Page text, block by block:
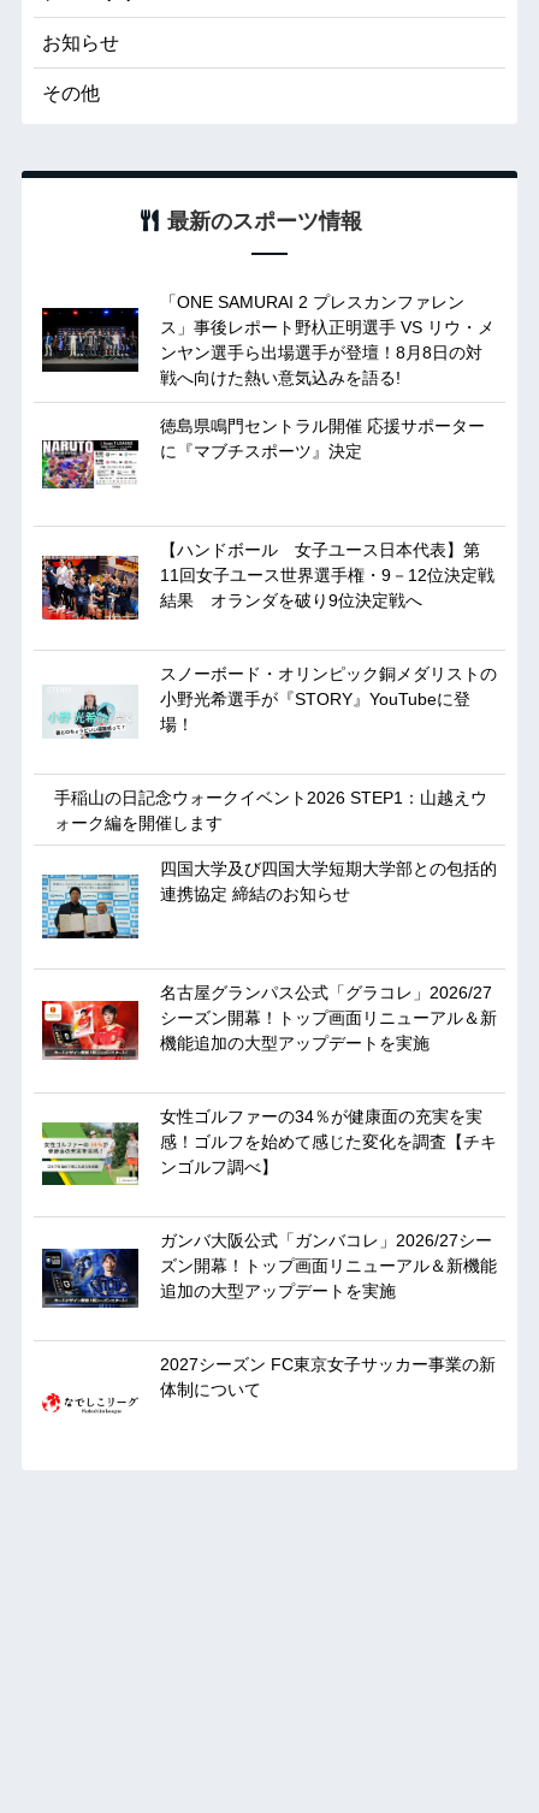
お知らせ
その他
最新のスポーツ情報
「ONE SAMURAI 2 プレスカンファレン
ス」事後レポート野杁正明選手 VS リウ・メ
ンヤン選手ら出場選手が登壇！8月8日の対
戦へ向けた熱い意気込みを語る!
徳島県鳴門セントラル開催 応援サポーター
に『マブチスポーツ』決定
【ハンドボール 女子ユース日本代表】第
11回女子ユース世界選手権・9－12位決定戦
結果 オランダを破り9位決定戦へ
スノーボード・オリンピック銅メダリストの
小野光希選手が『STORY』YouTubeに登
場！
手稲山の日記念ウォークイベント2026 STEP1：山越えウ
ォーク編を開催します
四国大学及び四国大学短期大学部との包括的
連携協定 締結のお知らせ
名古屋グランパス公式「グラコレ」2026/27
シーズン開幕！トップ画面リニューアル＆新
機能追加の大型アップデートを実施
女性ゴルファーの34％が健康面の充実を実
感！ゴルフを始めて感じた変化を調査【チキ
ンゴルフ調べ】
ガンバ大阪公式「ガンバコレ」2026/27シー
ズン開幕！トップ画面リニューアル＆新機能
追加の大型アップデートを実施
2027シーズン FC東京女子サッカー事業の新
体制について